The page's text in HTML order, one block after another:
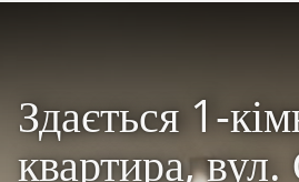
Здається 1-
квартира,